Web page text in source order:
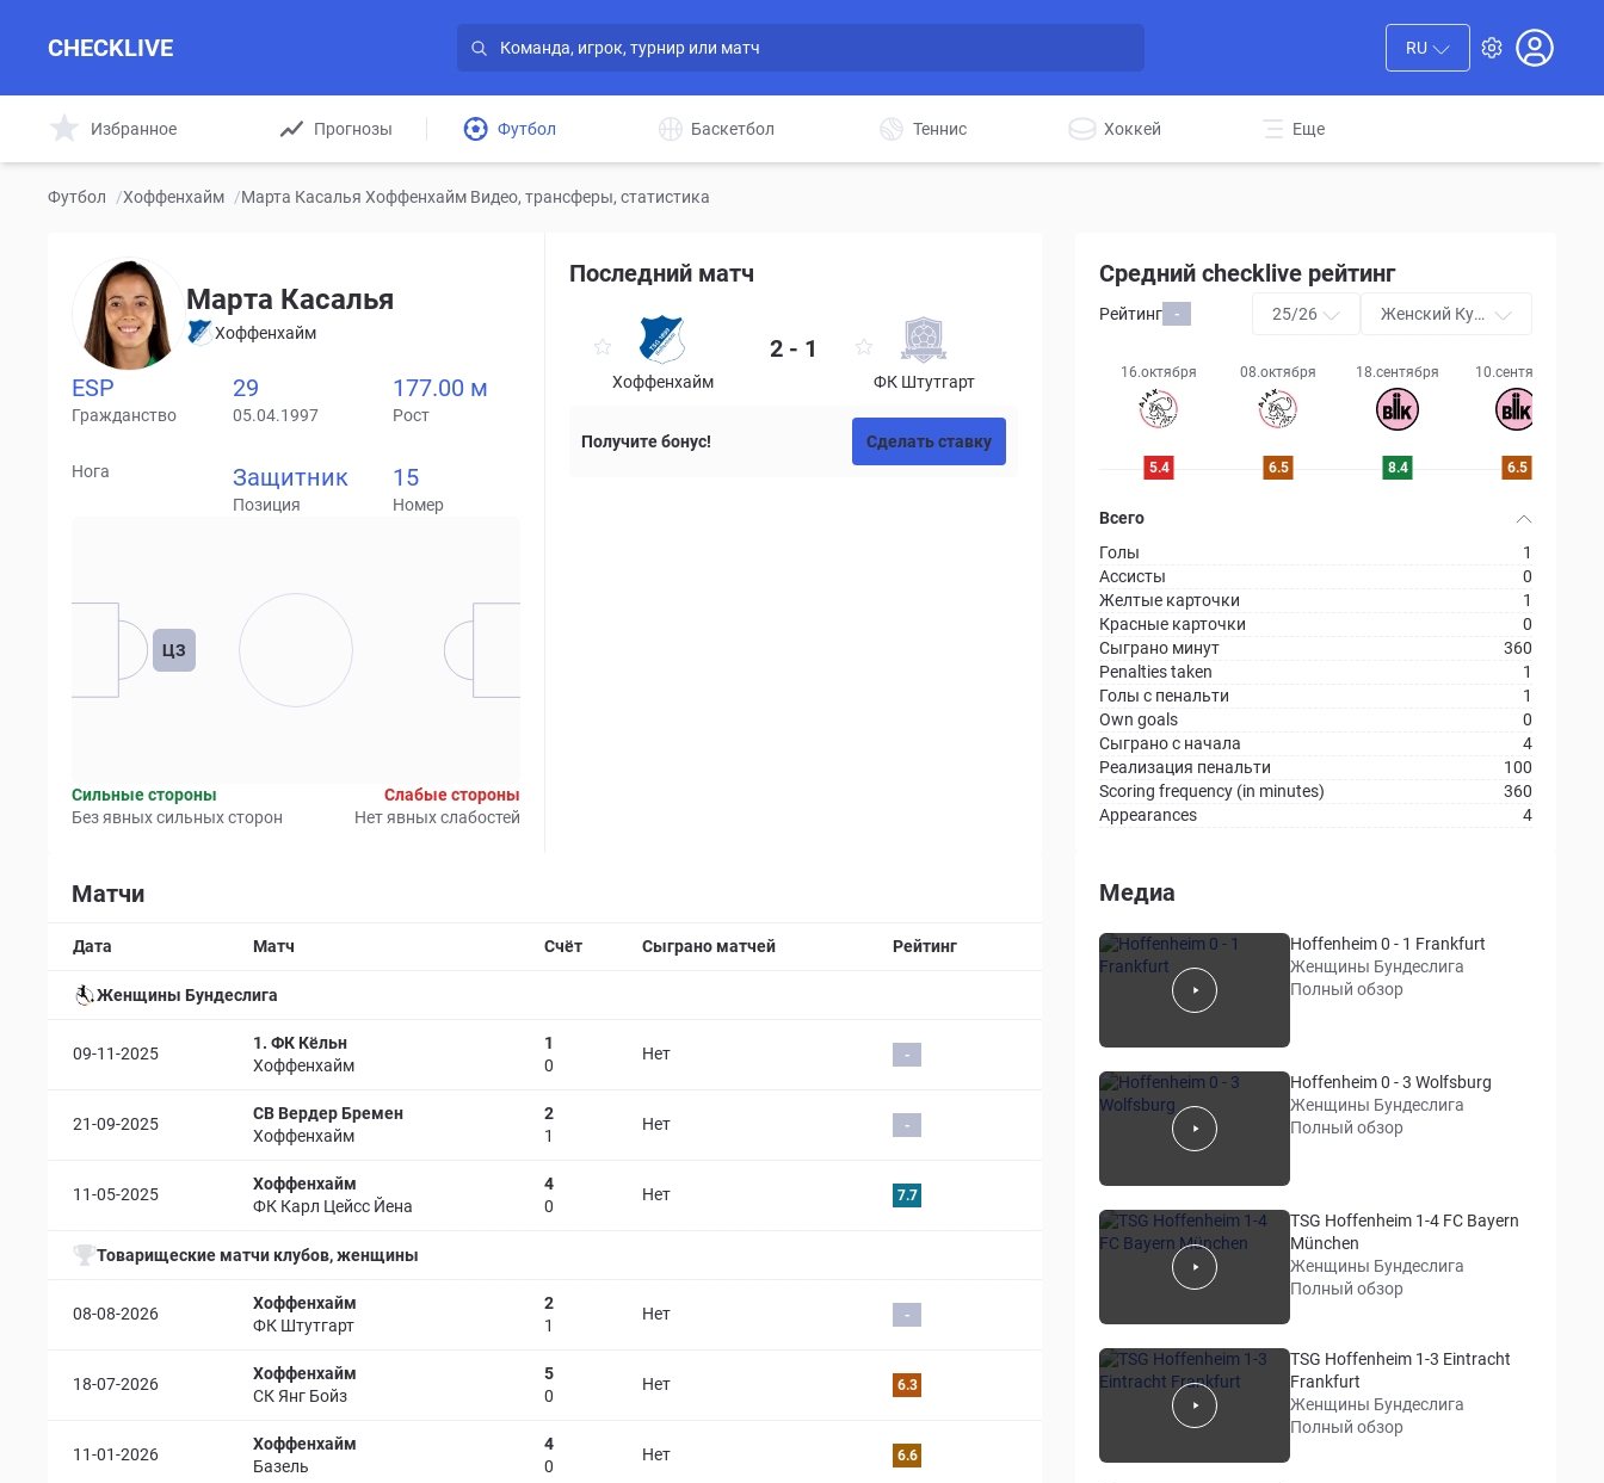
CHECKLIVE RU
Избранное Прогнозы Футбол Баскетбол Теннис Хоккей Еще
Футбол /Хоффенхайм /Марта Касалья Хоффенхайм Видео, трансферы, статистика
Марта Касалья
Хоффенхайм
ESP
Гражданство
29
05.04.1997
177.00 м
Рост
Нога Защитник
Позиция
15
Номер
ЦЗ
Сильные стороны
Без явных сильных сторон
Слабые стороны
Нет явных слабостей
Последний матч
Хоффенхайм
2 - 1
ФК Штутгарт
Получите бонус! Сделать ставку
Матчи
Страница матча
Дата Матч Счёт Сыграно матчей Рейтинг
Женщины Бундеслига
09-11-2025
1. ФК Кёльн
Хоффенхайм
1
0
Нет -
21-09-2025
СВ Вердер Бремен
Хоффенхайм
2
1
Нет -
11-05-2025
Хоффенхайм
ФК Карл Цейсс Йена
4
0
Нет 7.7
Товарищеские матчи клубов, женщины
08-08-2026
Хоффенхайм
ФК Штутгарт
2
1
Нет -
18-07-2026
Хоффенхайм
СК Янг Бойз
5
0
Нет 6.3
11-01-2026
Хоффенхайм
Базель
4
0
Нет 6.6
Средний checklive рейтинг
Рейтинг - 25/26
Женский Куб
16.октября 08.октября 18.сентября 10.сентября
5.4 6.5 8.4 6.5
Всего
Голы
1
Ассисты
0
Желтые карточки
1
Красные карточки
0
Сыграно минут
360
Penalties taken
1
Голы с пенальти
1
Own goals
0
Сыграно с начала
4
Реализация пенальти
100
Scoring frequency (in minutes)
360
Appearances
4
Медиа
Hoffenheim 0 - 1 Frankfurt
Женщины Бундеслига
Полный обзор
Hoffenheim 0 - 3 Wolfsburg
Женщины Бундеслига
Полный обзор
TSG Hoffenheim 1-4 FC Bayern
München
Женщины Бундеслига
Полный обзор
TSG Hoffenheim 1-3 Eintracht
Frankfurt
Женщины Бундеслига
Полный обзор